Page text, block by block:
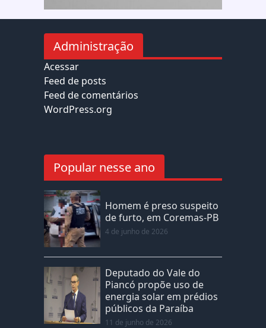
Administração
Acessar
Feed de posts
Feed de comentários
WordPress.org
Popular nesse ano
Homem é preso suspeito
de furto, em Coremas-PB
4 de junho de 2026
Deputado do Vale do
Piancó propõe uso de
energia solar em prédios
públicos da Paraíba
11 de junho de 2026